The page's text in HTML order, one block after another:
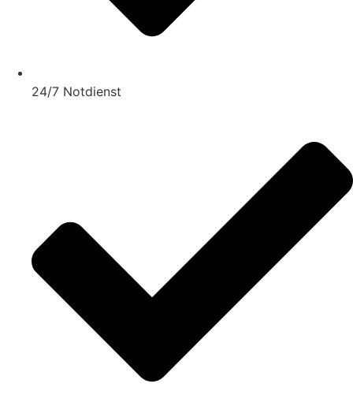
24/7 Notdienst